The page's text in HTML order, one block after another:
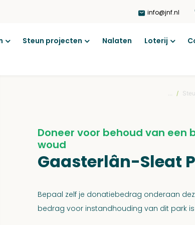
info@jnf.nl
Steun projecten Nalaten Loterij
... /
Doneer voor behoud van een
woud
Gaasterlân-Sleat
Bepaal zelf je donatiebedrag onderaan
bedrag voor instandhouding van dit park